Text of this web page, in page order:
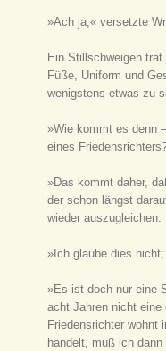
»Ach ja,« versetzte
Ein Stillschweigen
Füße, Uniform und
wenigstens etwas zu
»Wie kommt es denn
eines
»Das kommt daher,
der schon längst
wieder auszugleichen.
»Ich glaube dies
»Es ist doch nur eine
acht Jahren nicht eine
Friedensrichter wohnt
handelt, muß ich